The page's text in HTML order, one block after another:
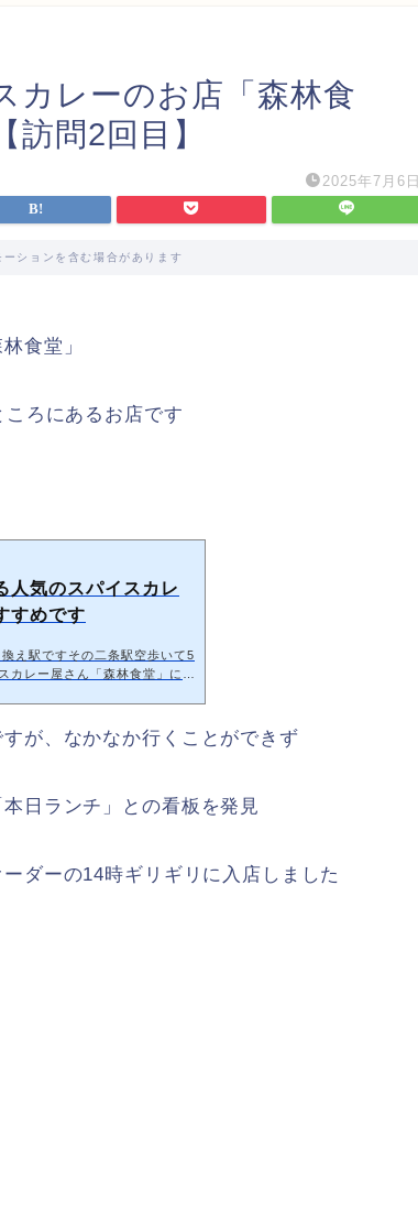
カレーのお店「森林食
問2回目】
2025年7月6日
ションを含む場合があります
食堂」
ろにあるお店です
人気のスパイスカレ
すめです
え駅ですその二条駅空歩いて5
カレー屋さん「森林食堂」に行
して5分くらいたったタイミ
のお客さん女性の店主さんお一
が、なかなか行くことができず
日ランチ」との看板を発見
ダーの14時ギリギリに入店しました